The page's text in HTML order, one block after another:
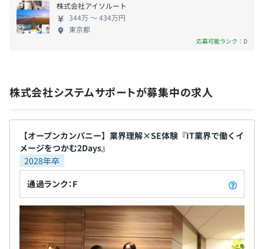
社員一人ひとりに能力を最大限向上・発揮していただくた
め、人事制度を設けています。
年2回、目標の達成状況の振り返りと今後の目標設定を行
評価制度は「業績評価」と「職能評価」の2つに分かれて
おり、評価結果も社員にフィードバックされるため、自身
の課題を明確にし、今後の成長につなげることができま
す。
1,370名（2025年6月末現在）
各種社会保険完備
（雇用保険・労災保険・健康保険・厚生年金保険）
株式会社アイソルート
344万 〜 434万円
東京都
応募可能ランク：D
株式会社システムサポートが募集中の求人
【オープンカンパニー】業界理解×SE体験『IT業界で働くイ
メージをつかむ2Days』
2028年卒
通過ランク：F